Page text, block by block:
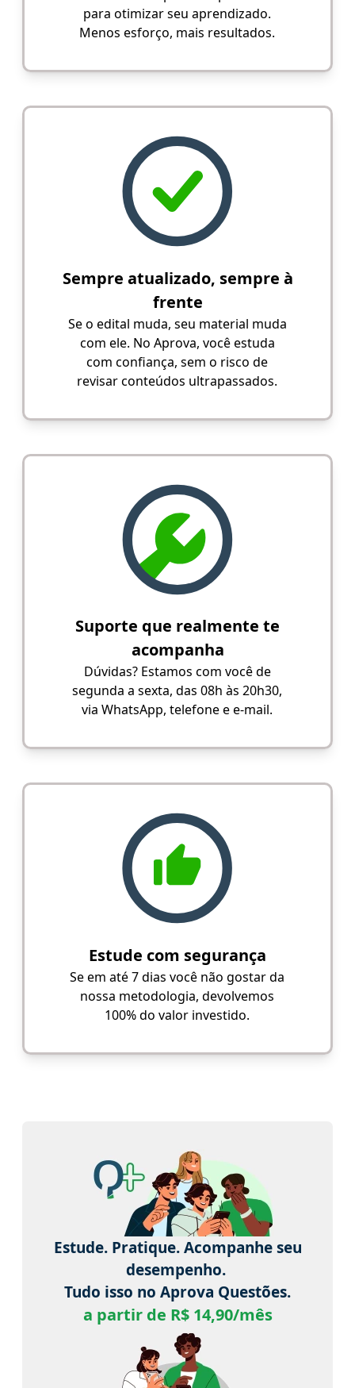
para otimizar seu aprendizado.
Menos esforço, mais resultados.
Sempre atualizado, sempre à
frente
Se o edital muda, seu material muda
com ele. No Aprova, você estuda
com confiança, sem o risco de
revisar conteúdos ultrapassados.
Suporte que realmente te
acompanha
Dúvidas? Estamos com você de
segunda a sexta, das 08h às 20h30,
via WhatsApp, telefone e e-mail.
Estude com segurança
Se em até 7 dias você não gostar da
nossa metodologia, devolvemos
100% do valor investido.
Estude. Pratique. Acompanhe seu
desempenho.
Tudo isso no Aprova Questões.
a partir de R$ 14,90/mês